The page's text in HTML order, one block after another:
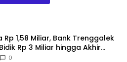
Rp 1,58 Miliar, Bank Trenggalek
Rp 3 Miliar hingga Akhir
0